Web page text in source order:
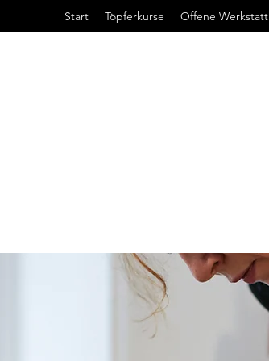
Start Töpferkurse Offene Werkstatt